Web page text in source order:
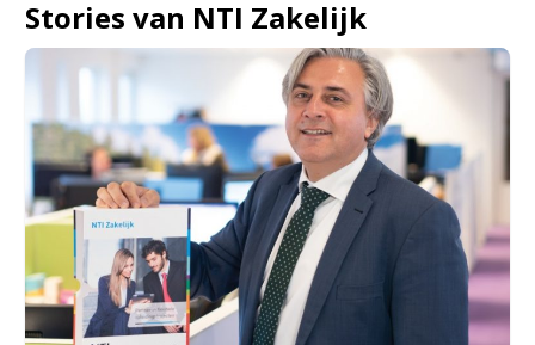
Stories van NTI Zakelijk